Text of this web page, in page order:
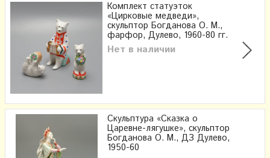
Комплект статуэток
«Цирковые медведи»,
скульптор Богданова О. М.,
фарфор, Дулево, 1960-80 гг.
Нет в наличии
Скульптура «Сказка о
Царевне-лягушке», скульптор
Богданова О. М., ДЗ Дулево,
1950-60